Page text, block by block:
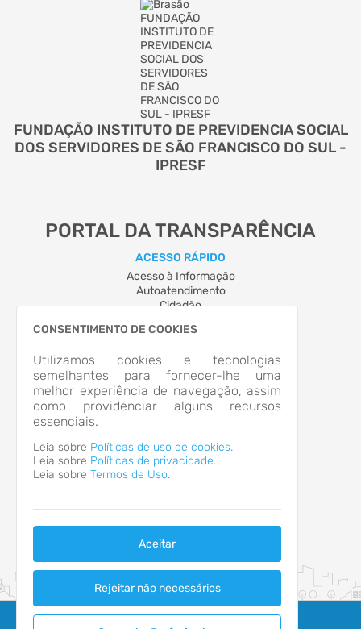
CONSENTIMENTO DE COOKIES
Utilizamos cookies e tecnologias
semelhantes para fornecer-lhe uma
melhor experiência de navegação, assim
como providenciar alguns recursos
essenciais.
Leia sobre Políticas de uso de cookies.
Leia sobre Políticas de privacidade.
Leia sobre Termos de Uso.
Aceitar
Rejeitar não necessários
FUNDAÇÃO INSTITUTO DE PREVIDENCIA SOCIAL
DOS SERVIDORES DE SÃO FRANCISCO DO SUL -
IPRESF
PORTAL DA TRANSPARÊNCIA
ACESSO RÁPIDO
Acesso à Informação
Autoatendimento
Cidadão
LOCALIZAÇÃO
São Francisco do Sul/SC
CEP: 89.330-004
Abrir no Mapa
CONTATOS
HORÁRIO DE ATENDIMENTO
Segunda-feira a Sexta-feira